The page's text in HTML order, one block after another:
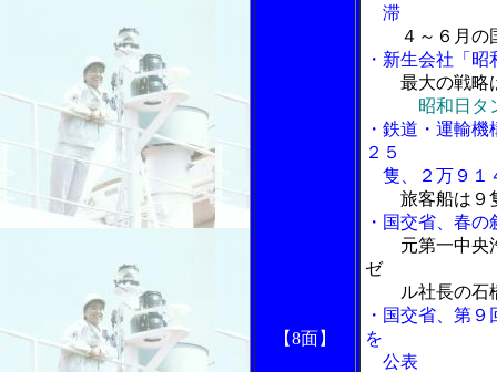
【8面】
滞
４～６月の
・新生会社「
最大の戦略
昭和日
・鉄道・運輸
２５
隻、２万９１
旅客船は９
・国交省、春
元第一中央
ゼ
ル社長の石橋
・国交省、第
を
公表